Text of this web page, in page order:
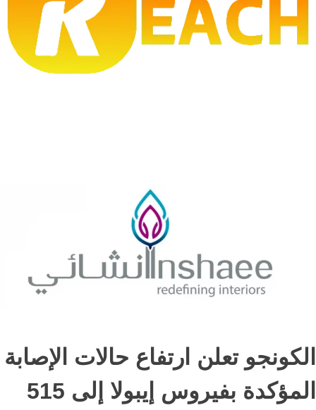
الكونجو تعلن ارتفاع حالات الإصابة
المؤكدة بفيروس إيبولا إلى 515